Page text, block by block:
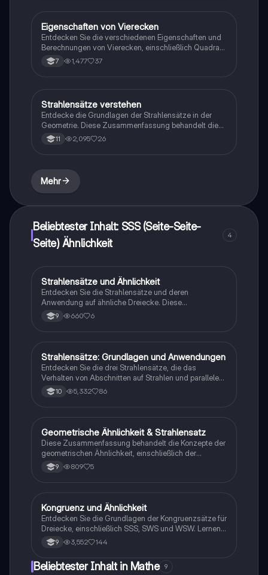
vorbereiten oder ihr Wissen vertiefen möchten.
Mathe
Eigenschaften von Vierecken
Entdecken Sie die verschiedenen Eigenschaften und
Berechnungen von Vierecken, einschließlich Quadrat,
Rechteck, Parallelogramm und Trapez. Diese
Übersicht behandelt die Symmetrieachsen,
zur Vorbereitung auf Prüfungen.
7 1,477 37
Mathe
Strahlensätze verstehen
Entdecke die Grundlagen der Strahlensätze in der
Geometrie. Diese Zusammenfassung behandelt die
Formeln, die Geschichte des Strahlensatzes, sowie
praktische Übungsaufgaben zur Anwendung. Ideal für
11 2,095 26
Mehr
Beliebtester Inhalt: SSS (Seite-Seite-
Seite) Ähnlichkeit
4
Mathe
Strahlensätze und Ähnlichkeit
Entdecken Sie die Strahlensätze und deren
Anwendung auf ähnliche Dreiecke. Diese
Zusammenfassung behandelt die wichtigsten
Formeln und Verhältnisse, die für das Verständnis der
vertiefen möchten.
9 660 6
Mathe
Strahlensätze: Grundlagen und Anwendungen
Entdecken Sie die drei Strahlensätze, die das
Verhalten von Abschnitten auf Strahlen und parallelen
Linien beschreiben. Diese Zusammenfassung bietet
klare Formeln und Erklärungen, um das Verständnis
vorbereiten oder ihr Wissen vertiefen möchten.
10 5,332 86
Mathe
Geometrische Ähnlichkeit & Strahlensatz
Diese Zusammenfassung behandelt die Konzepte der
geometrischen Ähnlichkeit, einschließlich der
Eigenschaften ähnlicher Figuren, Ähnlichkeitssätze für
Dreiecke und die Anwendung des Strahlensatzes.
Flächeninhalten und Volumina beeinflusst. Ideal für
Schüler, die sich auf Prüfungen vorbereiten oder ihr
Verständnis der Geometrie vertiefen möchten.
9 809 5
Mathe
Kongruenz und Ähnlichkeit
Entdecken Sie die Grundlagen der Kongruenzsätze für
Dreiecke, einschließlich SSS, SWS und WSW. Lernen
Sie, wie man Maßstab und Verhältnisgleichungen
anwendet, sowie die Konzepte der zentrischen
Streckung und der Ähnlichkeit geometrischer Figuren
erkennt und berechnet. Ideal für Schüler, die sich auf
9 3,552 144
Beliebtester Inhalt in Mathe 9